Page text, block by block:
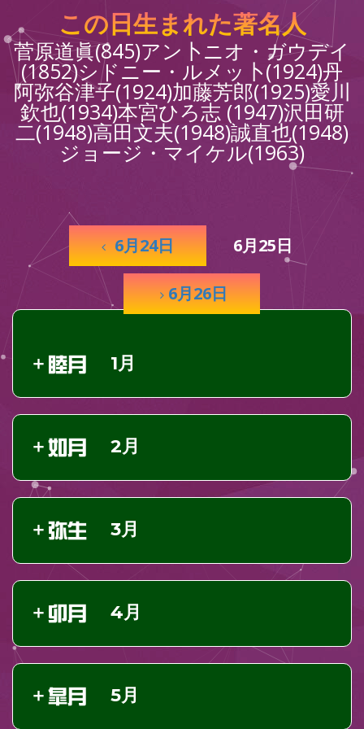
この日生まれた著名人
菅原道眞(845)アン卜ニオ・ガウデイ
(1852)シドニー・ルメッ卜(1924)丹
阿弥谷津子(1924)加藤芳郎(1925)愛川
欽也(1934)本宮ひろ志 (1947)沢田研
二(1948)高田文夫(1948)誠直也(1948)
ジョージ・マイケル(1963)
6月24日 6月25日
6月26日
1月
2月
3月
4月
5月